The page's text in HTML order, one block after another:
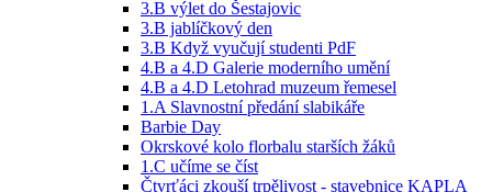
3.B výlet do Šestajovic
3.B jablíčkový den
3.B Když vyučují studenti PdF
4.B a 4.D Galerie moderního umění
4.B a 4.D Letohrad muzeum řemesel
1.A Slavnostní předání slabikáře
Barbie Day
Okrskové kolo florbalu starších žáků
1.C učíme se číst
Čtvrťáci zkouší trpělivost - stavebnice KAPLA